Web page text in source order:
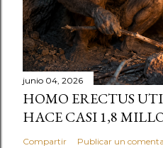
junio 04, 2026
HOMO ERECTUS
HACE CASI 1,8
Compartir Publicar un